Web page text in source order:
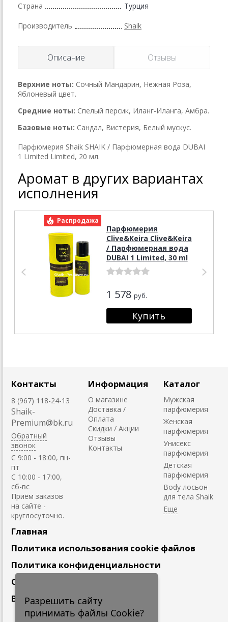
Страна Турция
Производитель Shaik
Описание Отзывы
Верхние ноты: Сочный Мандарин, Нежная Роза,
Яблоневый цвет.
Средние ноты: Спелый персик, Иланг-Иланга, Амбра.
Базовые ноты: Сандал, Вистерия, Белый мускус.
Парфюмерия Shaik SHAIK / Парфюмерная вода DUBAI
1 Limited Limited, 20 мл.
Аромат в других вариантах
исполнения
Распродажа
Парфюмерия
Clive&Keira Clive&Keira
/ Парфюмерная вода
DUBAI 1 Limited, 30 ml
1 578 руб.
Контакты
8 (967) 118-24-13
Shaik-
Premium@bk.ru
Обратный
звонок
C 9:00 - 18:00, пн-
пт
С 10:00 - 17:00,
сб-вс
Приём заказов
на сайте -
круглосуточно.
Информация
О магазине
Доставка /
Оплата
Скидки / Акции
Отзывы
Контакты
Каталог
Мужская
парфюмерия
Женская
парфюмерия
Унисекс
парфюмерия
Детская
парфюмерия
Body лосьон
для тела Shaik
Главная
Политика использования cookie файлов
Политика конфиденциальности
Сотрудничество
Вакансии
Подпишитесь
Разрешить сайту
принимать файлы Cookie?